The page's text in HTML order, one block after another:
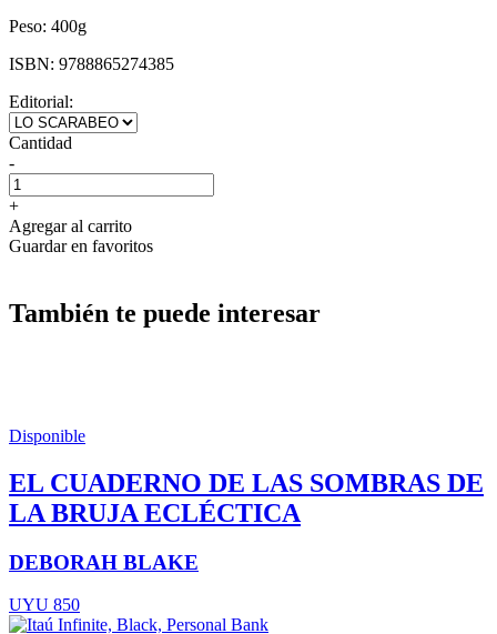
Peso: 400g
ISBN: 9788865274385
Editorial:
Cantidad
-
+
Agregar al carrito
Guardar en favoritos
También te puede interesar
Disponible
EL CUADERNO DE LAS SOMBRAS DE
LA BRUJA ECLÉCTICA
DEBORAH BLAKE
UYU 850